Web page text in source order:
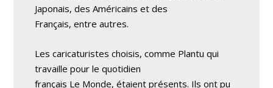
Japonais, des Américains et des
Français, entre autres.
Les caricaturistes choisis, comme Plantu qui
travaille pour le quotidien
français Le Monde, étaient présents. Ils ont pu